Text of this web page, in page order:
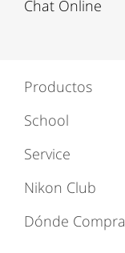
Chat Online
Productos
School
Service
Nikon Club
Dónde